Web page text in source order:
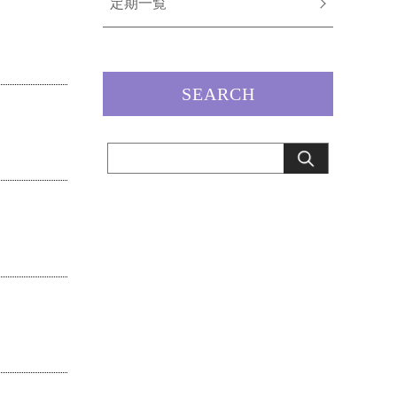
定期一覧
SEARCH